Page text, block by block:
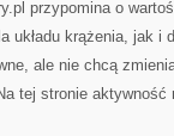
przypomina o
układu krążenia, jak i
ale nie chcą
tej stronie